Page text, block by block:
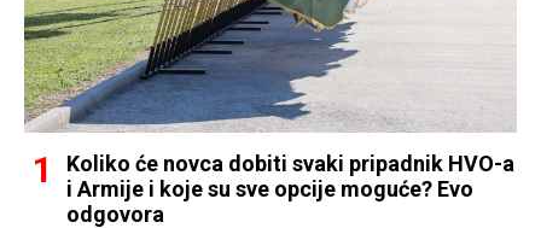
Koliko će novca dobiti svaki pripadnik HVO-a
i Armije i koje su sve opcije moguće? Evo
odgovora